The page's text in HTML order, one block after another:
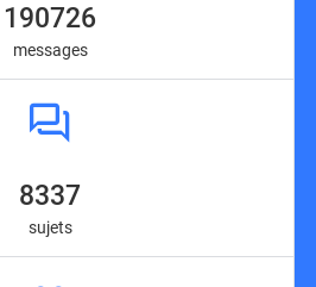
190726
messages
8337
sujets